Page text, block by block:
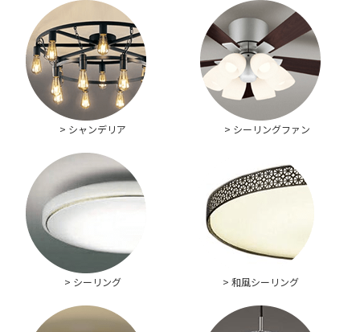
> シャンデリア > シーリングファン
> シーリング > 和風シーリング